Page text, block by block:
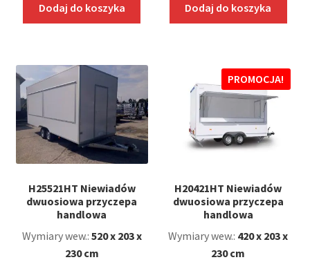
Dodaj do koszyka Dodaj do koszyka
H25521HT Niewiadów
dwuosiowa przyczepa
handlowa
Wymiary wew.: 520 x 203 x
230 cm
H20421HT Niewiadów
dwuosiowa przyczepa
handlowa
Wymiary wew.: 420 x 203 x
230 cm
PROMOCJA!